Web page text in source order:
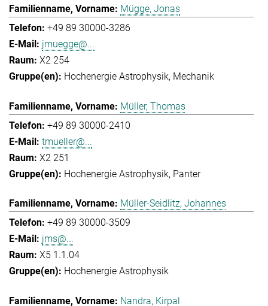
Mügge, Jonas
+49 89 30000-3286
jmuegge@...
X2 254
Hochenergie Astrophysik Mechanik
Müller, Thomas
+49 89 30000-2410
tmueller@...
X2 251
Hochenergie Astrophysik Panter
Müller-Seidlitz, Johannes
+49 89 30000-3509
jms@...
X5 1.1.04
Hochenergie Astrophysik
Nandra, Kirpal